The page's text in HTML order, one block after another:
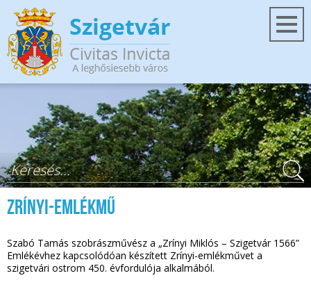
Ugrás a tartalomra
Keresés űrlap
Zrínyi-emlékmű
Szabó Tamás szobrászművész a „Zrínyi Miklós – Szigetvár 1566”
Emlékévhez kapcsolódóan készített Zrínyi-emlékművet a
szigetvári ostrom 450. évfordulója alkalmából.